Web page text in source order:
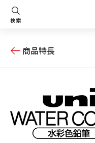
検索
商品特長